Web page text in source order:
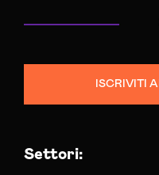
ISCRIVITI
Settori: